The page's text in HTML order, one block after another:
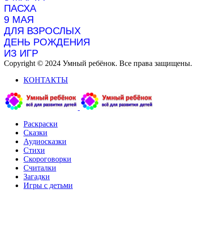
ПАСХА
9 МАЯ
ДЛЯ ВЗРОСЛЫХ
ДЕНЬ РОЖДЕНИЯ
ИЗ ИГР
Copyright © 2024 Умный ребёнок. Все права защищены.
КОНТАКТЫ
Раскраски
Сказки
Аудиосказки
Стихи
Скороговорки
Считалки
Загадки
Игры с детьми